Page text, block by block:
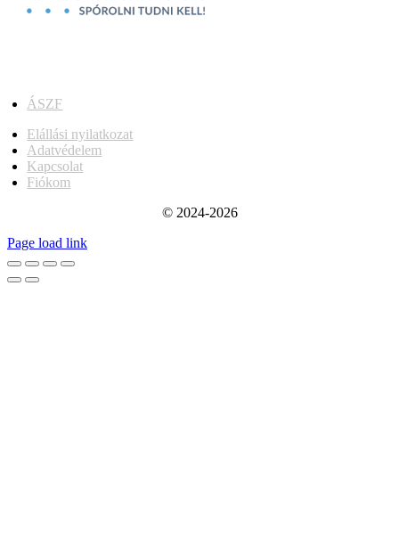
ÁSZF
Elállási nyilatkozat
Adatvédelem
Kapcsolat
Fiókom
© 2024-2026
Page load link